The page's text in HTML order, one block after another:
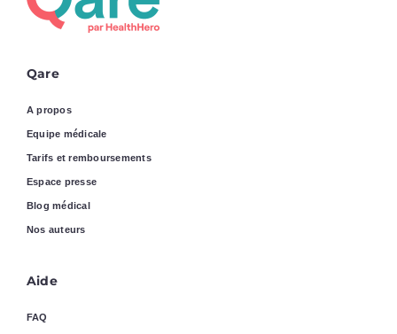
Qare
A propos
Equipe médicale
Tarifs et remboursements
Espace presse
Blog médical
Nos auteurs
Aide
FAQ